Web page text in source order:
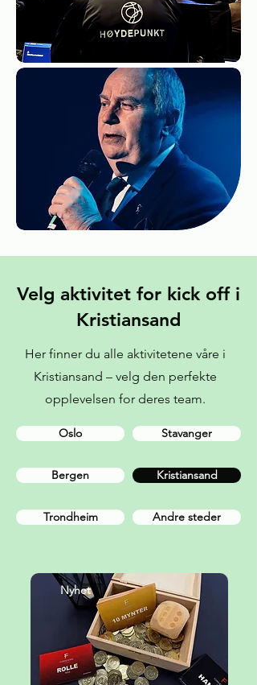
Velg aktivitet for kick off i
Kristiansand
Her finner du alle aktivitetene våre i
Kristiansand – velg den perfekte
opplevelsen for deres team.
Oslo Stavanger
Bergen Kristiansand
Trondheim Andre steder
Nyhet